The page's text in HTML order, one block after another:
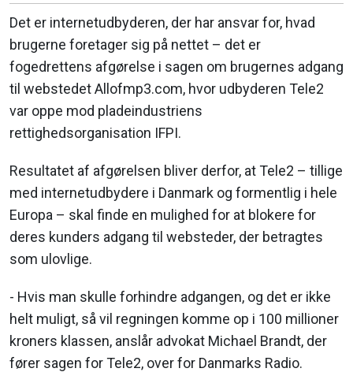
Det er internetudbyderen, der har ansvar for, hvad
brugerne foretager sig på nettet – det er
fogedrettens afgørelse i sagen om brugernes adgang
til webstedet Allofmp3.com, hvor udbyderen Tele2
var oppe mod pladeindustriens
rettighedsorganisation IFPI.
Resultatet af afgørelsen bliver derfor, at Tele2 – tillige
med internetudbydere i Danmark og formentlig i hele
Europa – skal finde en mulighed for at blokere for
deres kunders adgang til websteder, der betragtes
som ulovlige.
- Hvis man skulle forhindre adgangen, og det er ikke
helt muligt, så vil regningen komme op i 100 millioner
kroners klassen, anslår advokat Michael Brandt, der
fører sagen for Tele2, over for Danmarks Radio.